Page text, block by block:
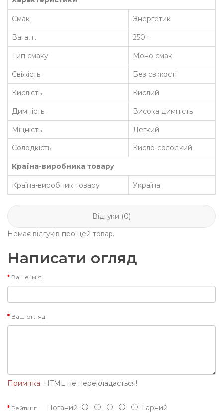
Смак Энергетик
Вага, г. 250 г
Тип смаку Моно смак
Свіжість Без свіжості
Кислість Кислий
Димність Висока димність
Міцність Легкий
Солодкість Кисло-солодкий
Країна-виробника товару
Країна-виробник товару Україна
Відгуки (0)
Немає відгуків про цей товар.
Написати огляд
Ваше ім'я
Ваш огляд
Примітка. HTML не перекладається!
Рейтинг Поганий Гарний